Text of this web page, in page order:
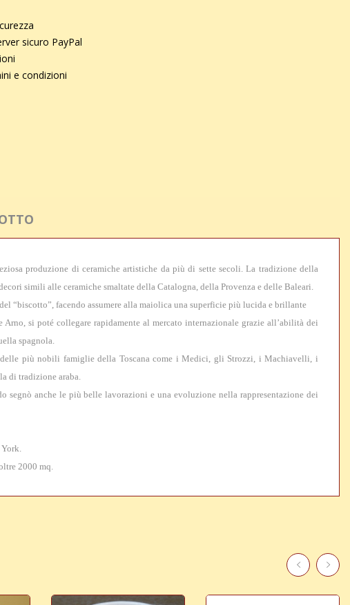
sicuro PayPal
e condizioni
produzione di ceramiche artistiche da più di sette secoli. La tradizione della
simili alle ceramiche smaltate della Catalogna, della Provenza e delle Baleari.
“biscotto”, facendo assumere alla maiolica una superficie più lucida e brillante
si poté collegare rapidamente al mercato internazionale grazie all’abilità dei
spagnola.
più nobili famiglie della Toscana come i Medici, gli Strozzi, i Machiavelli, i
di tradizione araba.
segnò anche le più belle lavorazioni e una evoluzione nella rappresentazione dei
2000 mq.